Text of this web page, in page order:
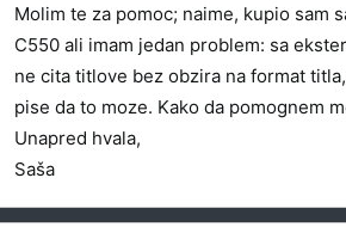
Molim te za pomoc; naime, kupio sam
C550 ali imam jedan problem: sa
ne cita titlove bez obzira na format
pise da to moze. Kako da pomognem
Unapred hvala,
Saša